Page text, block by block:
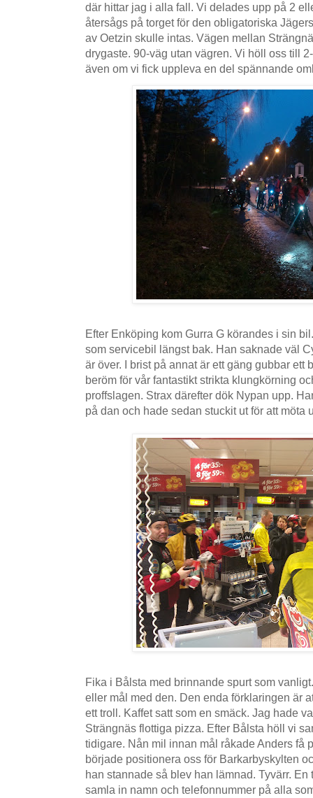
där hittar jag i alla fall. Vi delades upp på 2
återsågs på torget för den obligatoriska
av Oetzin skulle intas. Vägen mellan
drygaste. 90-väg utan vägren. Vi höll oss till
även om vi fick uppleva en del spännande
Efter Enköping kom Gurra G körandes i sin
som servicebil längst bak. Han saknade väl
är över. I brist på annat är ett gäng gubbar ett
beröm för vår fantastikt strikta klungkörning
proffslagen. Strax därefter dök Nypan upp.
på dan och hade sedan stuckit ut för att möta
Fika i Bålsta med brinnande spurt som
eller mål med den. Den enda förklaringen är
ett troll. Kaffet satt som en smäck. Jag hade
Strängnäs flottiga pizza. Efter Bålsta höll vi
tidigare. Nån mil innan mål råkade Anders få
började positionera oss för Barkarbyskylten
han stannade så blev han lämnad. Tyvärr.
samla in namn och telefonnummer på alla